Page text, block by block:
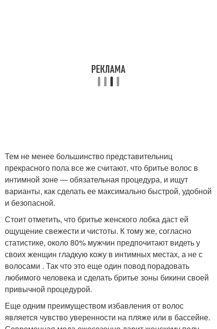
Тем не менее большинство представительниц
прекрасного пола все же считают, что бритье волос в
интимной зоне — обязательная процедура, и ищут
варианты, как сделать ее максимально быстрой, удобной
и безопасной.
Стоит отметить, что бритье женского лобка даст ей
ощущение свежести и чистоты. К тому же, согласно
статистике, около 80% мужчин предпочитают видеть у
своих женщин гладкую кожу в интимных местах, а не с
волосами . Так что это еще один повод порадовать
любимого человека и сделать бритье зоны бикини своей
привычной процедурой.
Еще одним преимуществом избавления от волос
является чувство уверенности на пляже или в бассейне.